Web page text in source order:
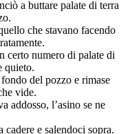
a buttare palate di terra
che stavano facendo
certo numero di palate di
quieto.
del pozzo e rimase
vide.
addosso, l’asino se ne
e salendoci sopra.